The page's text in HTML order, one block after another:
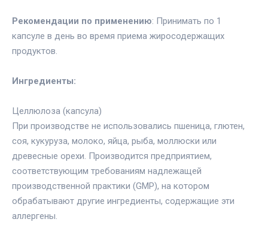
Рекомендации по применению: Принимать по 1
капсуле в день во время приема жиросодержащих
продуктов.
Ингредиенты:
Целлюлоза (капсула)
При производстве не использовались пшеница, глютен,
соя, кукуруза, молоко, яйца, рыба, моллюски или
древесные орехи. Производится предприятием,
соответствующим требованиям надлежащей
производственной практики (GMP), на котором
обрабатывают другие ингредиенты, содержащие эти
аллергены.